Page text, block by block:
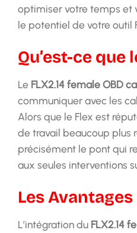
optimiser votre temps et
le potentiel de votre outil
Qu’est-ce que
Le FLX2.14 female OBD
communiquer avec les
Alors que le Flex est
de travail beaucoup plus
précisément le pont qui
aux seules interventions
Les
L’intégration du FLX2.14